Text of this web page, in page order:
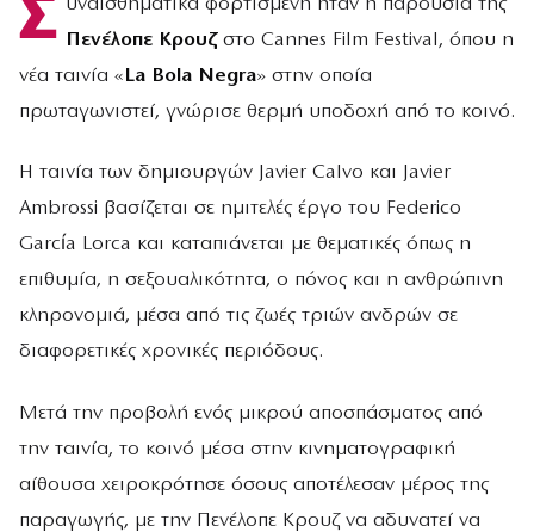
Σ υναισθηματικά φορτισμένη ήταν η παρουσία της
Πενέλοπε Κρουζστο Cannes Film Festival, όπου η
νέα ταινία « La Bola Negra» στην οποία
πρωταγωνιστεί, γνώρισε θερμή υποδοχή από το κοινό.
Η ταινία των δημιουργών Javier Calvo και Javier
Ambrossi βασίζεται σε ημιτελές έργο του Federico
García Lorca και καταπιάνεται με θεματικές όπως η
επιθυμία, η σεξουαλικότητα, ο πόνος και η ανθρώπινη
κληρονομιά, μέσα από τις ζωές τριών ανδρών σε
διαφορετικές χρονικές περιόδους.
Μετά την προβολή ενός μικρού αποσπάσματος από
την ταινία, το κοινό μέσα στην κινηματογραφική
αίθουσα χειροκρότησε όσους αποτέλεσαν μέρος της
παραγωγής, με την Πενέλοπε Κρουζ να αδυνατεί να